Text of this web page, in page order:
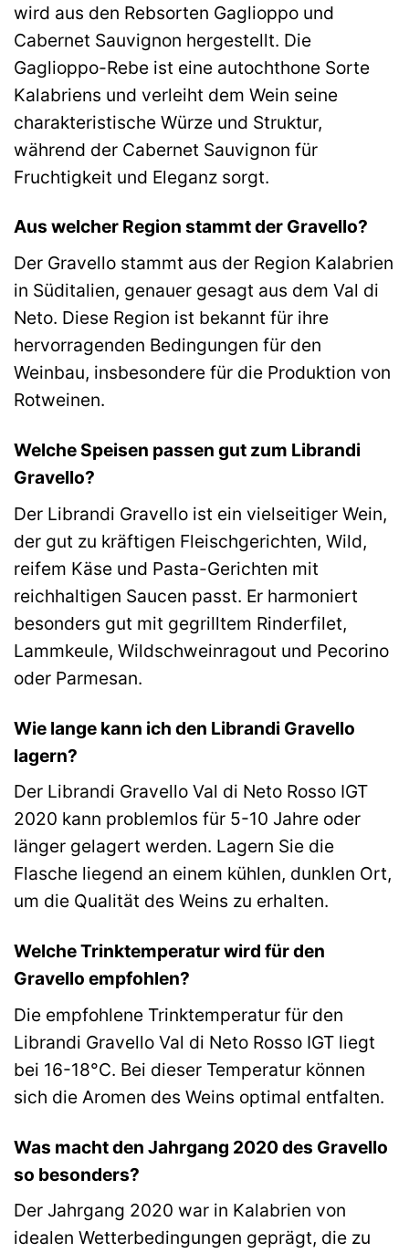
wird aus den Rebsorten Gaglioppo und
Cabernet Sauvignon hergestellt. Die
Gaglioppo-Rebe ist eine autochthone Sorte
Kalabriens und verleiht dem Wein seine
charakteristische Würze und Struktur,
während der Cabernet Sauvignon für
Fruchtigkeit und Eleganz sorgt.
Aus welcher Region stammt der Gravello?
Der Gravello stammt aus der Region Kalabrien
in Süditalien, genauer gesagt aus dem Val di
Neto. Diese Region ist bekannt für ihre
hervorragenden Bedingungen für den
Weinbau, insbesondere für die Produktion von
Rotweinen.
Welche Speisen passen gut zum Librandi
Gravello?
Der Librandi Gravello ist ein vielseitiger Wein,
der gut zu kräftigen Fleischgerichten, Wild,
reifem Käse und Pasta-Gerichten mit
reichhaltigen Saucen passt. Er harmoniert
besonders gut mit gegrilltem Rinderfilet,
Lammkeule, Wildschweinragout und Pecorino
oder Parmesan.
Wie lange kann ich den Librandi Gravello
lagern?
Der Librandi Gravello Val di Neto Rosso IGT
2020 kann problemlos für 5-10 Jahre oder
länger gelagert werden. Lagern Sie die
Flasche liegend an einem kühlen, dunklen Ort,
um die Qualität des Weins zu erhalten.
Welche Trinktemperatur wird für den
Gravello empfohlen?
Die empfohlene Trinktemperatur für den
Librandi Gravello Val di Neto Rosso IGT liegt
bei 16-18°C. Bei dieser Temperatur können
sich die Aromen des Weins optimal entfalten.
Was macht den Jahrgang 2020 des Gravello
so besonders?
Der Jahrgang 2020 war in Kalabrien von
idealen Wetterbedingungen geprägt, die zu